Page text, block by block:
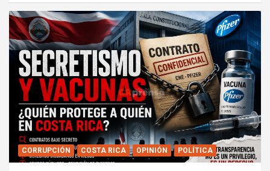
CORRUPCIÓN COSTA RICA OPINIÓN POLÍTICA